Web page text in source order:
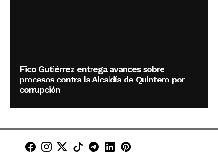
Fico Gutiérrez entrega avances sobre
procesos contra la Alcaldía de Quintero por
corrupción
Minuto30 en Facebook
Minuto30 en Instagram
Minuto30 en X (Twitter)
Minuto30 en TikTok
Canal de Minuto30 en
Minuto30 en LinkedIn
Minuto30 en